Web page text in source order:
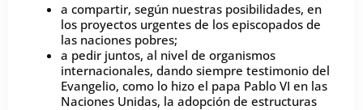
a compartir, según nuestras posibilidades, en
los proyectos urgentes de los episcopados de
las naciones pobres;
a pedir juntos, al nivel de organismos
internacionales, dando siempre testimonio del
Evangelio, como lo hizo el papa Pablo VI en las
Naciones Unidas, la adopción de estructuras